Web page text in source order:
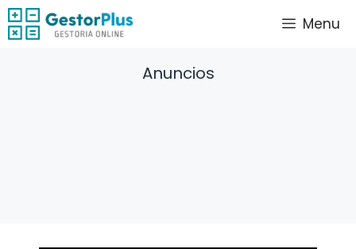
Saltar
al
Menu
Anuncios